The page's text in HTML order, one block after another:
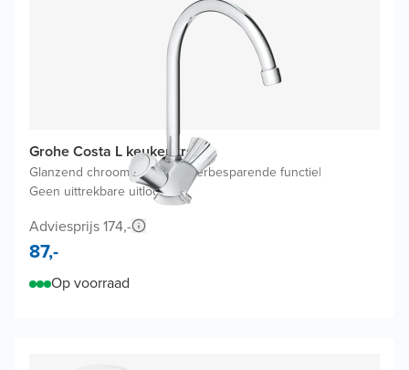
Grohe Costa L keukenkraan
Glanzend chroom|Zonder waterbesparende functie|
Geen uittrekbare uitloop
Adviesprijs 174,-
87,-
Op voorraad